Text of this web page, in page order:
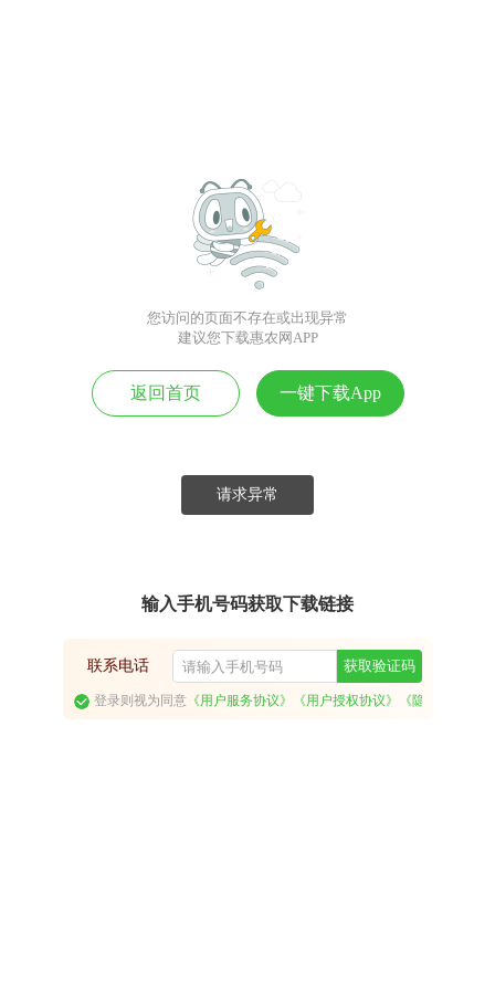
您访问的页面不存在或出现异常
建议您下载惠农网APP
返回首页 一键下载App
输入手机号码获取下载链接
联系电话 获取验证码
登录则视为同意《用户服务协议》 《用户授权协议》 《隐私政策》
请求异常